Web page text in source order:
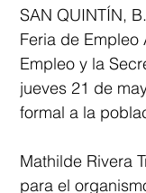
SAN QUINTÍN,
Feria de
Empleo y la
jueves 21 de
formal a la
Mathilde Rivera
para el